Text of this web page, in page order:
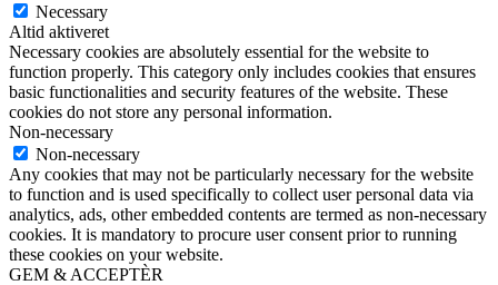
Necessary
Altid aktiveret
Necessary cookies are absolutely essential for the website to
function properly. This category only includes cookies that ensures
basic functionalities and security features of the website. These
cookies do not store any personal information.
Non-necessary
Non-necessary
Any cookies that may not be particularly necessary for the website
to function and is used specifically to collect user personal data via
analytics, ads, other embedded contents are termed as non-necessary
cookies. It is mandatory to procure user consent prior to running
these cookies on your website.
GEM & ACCEPTÈR